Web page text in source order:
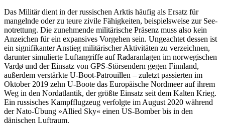
Das Militär dient in der russischen Arktis häufig als Ersatz für
mangelnde oder zu teure zivile Fähigkeiten, beispielsweise zur See­
notrettung. Die zunehmende militä­rische Präsenz muss also kein
Anzeichen für ein expansives Vorgehen sein. Ungeachtet dessen ist
ein signifikanter Anstieg mili­tärischer Aktivitäten zu verzeichnen,
dar­unter simulierte Luftangriffe auf Radar­anlagen im norwegischen
Vardø und der Einsatz von GPS-Störsendern gegen Finn­land,
außerdem verstärkte U-Boot-Patrouil­len – zuletzt passierten im
Oktober 2019 zehn U-Boote das Europäische Nordmeer auf ihrem
Weg in den Nordatlantik, der größte Einsatz seit dem Kalten Krieg.
Ein russisches Kampfflugzeug verfolgte im August 2020 während
der Nato-Übung »Allied Sky« einen US-Bomber bis in den
dänischen Luftraum.